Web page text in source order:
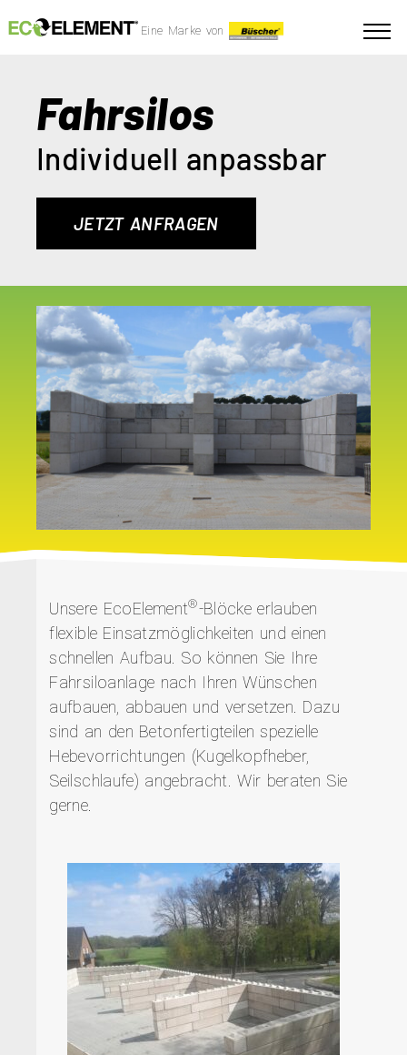
Eine Marke von
Fahrsilos
Individuell anpassbar
JETZT ANFRAGEN
Unsere EcoElement®-Blöcke erlauben
flexible Einsatzmöglichkeiten und einen
schnellen Aufbau. So können Sie Ihre
Fahrsiloanlage nach Ihren Wünschen
aufbauen, abbauen und versetzen. Dazu
sind an den Betonfertigteilen spezielle
Hebevorrichtungen (Kugelkopfheber,
Seilschlaufe) angebracht. Wir beraten Sie
gerne.